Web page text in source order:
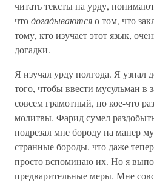
читать тексты на урду,
чтодогадываютсяо том, что
тому, кто изучает этот язык,
догадки.
Я изучал урду полгода. Я узнал
того, чтобы ввести мусульман в
совсем грамотный, но кое-что
молитвы. Фарид сумел
подрезал мне бороду на манер
странные бороды, что даже
просто вспоминаю их. Но я
предварительные меры. Мне